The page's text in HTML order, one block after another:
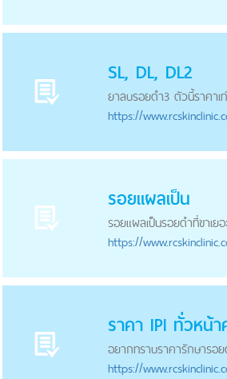
SL, DL, DL2
ยาลบรอยดำ3 ตัวนี้ราคาเ
https://
รอยแผลเป็น
รอยแผลเป็นรอยดำที่ขาเย
https://
ราคา IPl ทั่วหน้า
อยากทราบราคารักษารอ
https://